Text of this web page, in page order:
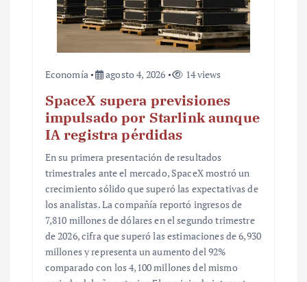
Economía agosto 4, 2026 14 views
SpaceX supera previsiones
impulsado por Starlink aunque
IA registra pérdidas
En su primera presentación de resultados
trimestrales ante el mercado, SpaceX mostró un
crecimiento sólido que superó las expectativas de
los analistas. La compañía reportó ingresos de
7,810 millones de dólares en el segundo trimestre
de 2026, cifra que superó las estimaciones de 6,930
millones y representa un aumento del 92%
comparado con los 4,100 millones del mismo